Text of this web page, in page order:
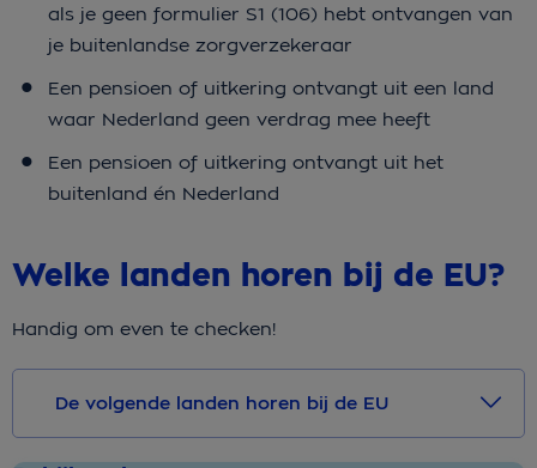
als je geen formulier S1 (106) hebt ontvangen van
je buitenlandse zorgverzekeraar
Een pensioen of uitkering ontvangt uit een land
waar Nederland geen verdrag mee heeft
Een pensioen of uitkering ontvangt uit het
buitenland én Nederland
Welke landen horen bij de EU?
Handig om even te checken!
De volgende landen horen bij de EU